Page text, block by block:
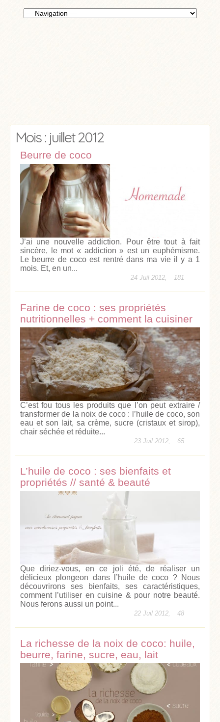
Mois : juillet 2012
Beurre de coco
J’ai une nouvelle addiction. Pour être tout à fait
sincère, le mot « addiction » est un euphémisme.
Le beurre de coco est rentré dans ma vie il y a 1
mois. Et, en un...
24 Juil 2012, 181
Farine de coco : ses propriétés
nutritionnelles + comment la cuisiner
C’est fou tous les produits que l’on peut extraire /
transformer de la noix de coco : l’huile de coco, son
eau et son lait, sa crème, sucre (cristaux et sirop),
chair séchée et réduite...
23 Juil 2012, 65
L’huile de coco : ses bienfaits et
propriétés // santé & beauté
Que diriez-vous, en ce joli été, de réaliser un
délicieux plongeon dans l’huile de coco ? Nous
découvrirons ses bienfaits, ses caractéristiques,
comment l’utiliser en cuisine & pour notre beauté.
Nous ferons aussi un point...
22 Juil 2012, 48
La richesse de la noix de coco: huile,
beurre, farine, sucre, eau, lait